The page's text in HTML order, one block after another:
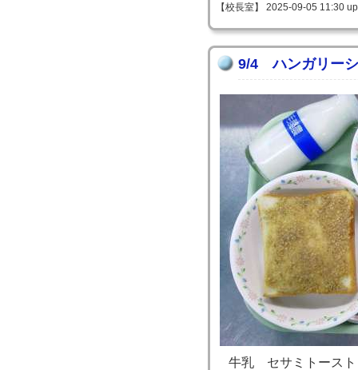
【校長室】 2025-09-05 11:30
9/4 ハンガリー
牛乳 セサミトース